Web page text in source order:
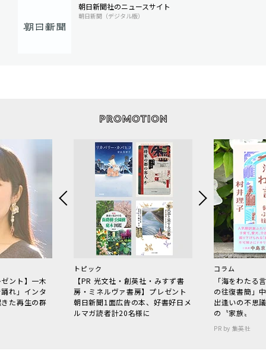
朝日新聞社のニュースサイト
朝日新聞（デジタル版）
ント】一木
れ」インタ
た再生の群
トピック
【PR 光文社・創英社・みすず書
房・ミネルヴァ書房】プレゼント
朝日新聞1面広告の本、好書好日メ
ルマガ読者計20名様に
コラム
「海をわた
の往復書簡」
出逢いの不思
の〝家族〟
PR by 集英社